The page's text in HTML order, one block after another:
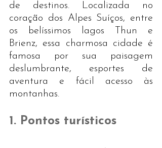
de destinos. Localizada no
coração dos Alpes Suíços, entre
os belíssimos lagos Thun e
Brienz, essa charmosa cidade é
famosa por sua paisagem
deslumbrante, esportes de
aventura e fácil acesso às
montanhas.
1. Pontos turísticos